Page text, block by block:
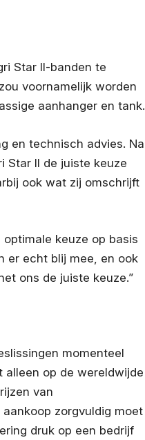
Star II-banden te
voornamelijk worden
aanhanger en tank.
en technisch advies. Na
Star II de juiste keuze
ook wat zij omschrijft
keuze op basis
er echt blij mee, en ook
ons de juiste keuze.”
momenteel
alleen op de wereldwijde
van
zorgvuldig moet
druk op een bedrijf